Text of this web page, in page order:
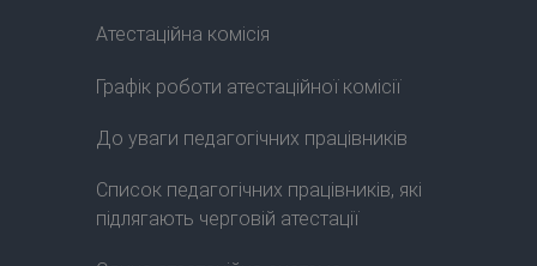
Атестаційна комісія
Графік роботи атестаційної комісії
До уваги педагогічних працівників
Список педагогічних працівників, які
підлягають черговій атестації